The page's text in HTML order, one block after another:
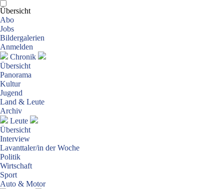
Übersicht
Abo
Jobs
Bildergalerien
Anmelden
Chronik
Übersicht
Panorama
Kultur
Jugend
Land & Leute
Archiv
Leute
Übersicht
Interview
Lavanttaler/in der Woche
Politik
Wirtschaft
Sport
Auto & Motor